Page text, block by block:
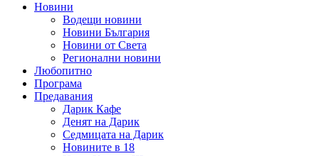
Новини
Водещи новини
Новини България
Новини от Света
Регионални новини
Любопитно
Програма
Предавания
Дарик Кафе
Денят на Дарик
Седмицата на Дарик
Новините в 18